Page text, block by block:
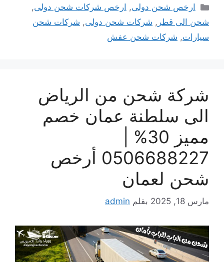
التصنيفات
ارخص شحن دولى, ارخص شركات شحن دولى,
شحن الى قطر , شركات شحن دولى, شركات شحن
سيارات, شركات شحن عفش
شركة شحن من الرياض
الى سلطنة عمان خصم
مميز 30% |
0506688227 أرخص
شحن لعمان
مارس 18, 2025 بقلم admin